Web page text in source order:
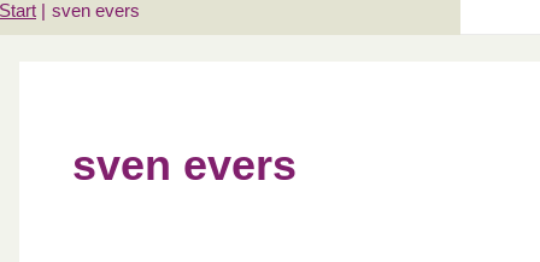
Start sven evers
sven evers